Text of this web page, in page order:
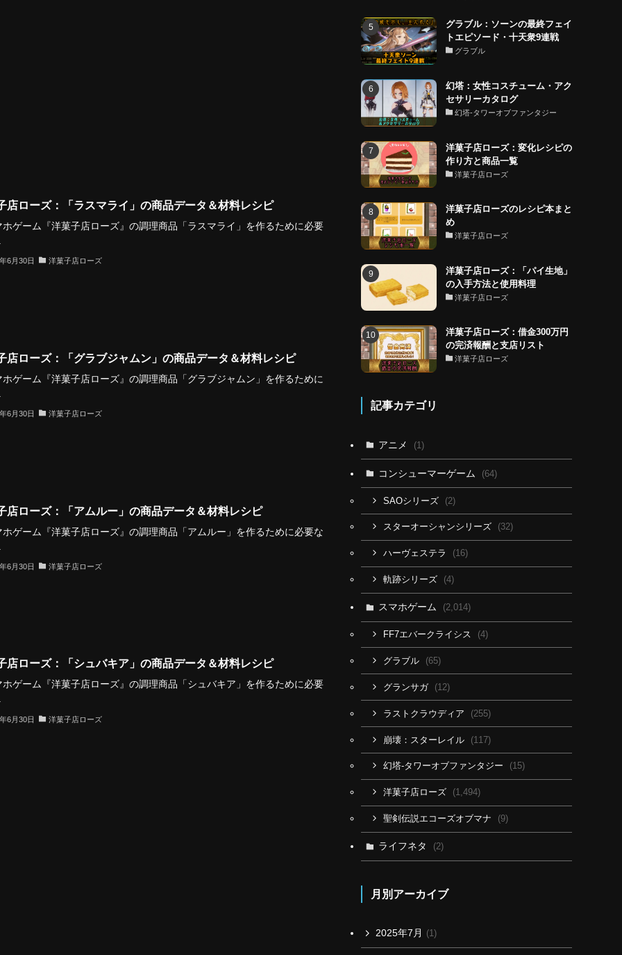
店ローズ：「ラスマライ」の商品データ＆材料レシピ
ゲーム『洋菓子店ローズ』の調理商品「ラスマライ」を作るために必要
6月30日 洋菓子店ローズ
店ローズ：「グラブジャムン」の商品データ＆材料レシピ
ゲーム『洋菓子店ローズ』の調理商品「グラブジャムン」を作るために
6月30日 洋菓子店ローズ
店ローズ：「アムルー」の商品データ＆材料レシピ
ゲーム『洋菓子店ローズ』の調理商品「アムルー」を作るために必要な
6月30日 洋菓子店ローズ
店ローズ：「シュバキア」の商品データ＆材料レシピ
ゲーム『洋菓子店ローズ』の調理商品「シュバキア」を作るために必要
6月30日 洋菓子店ローズ
グラブル：ソーンの最終フェイ
トエピソード・十天衆9連戦
グラブル
幻塔：女性コスチューム・アク
セサリーカタログ
幻塔-タワーオブファンタジー
洋菓子店ローズ：変化レシピの
作り方と商品一覧
洋菓子店ローズ
洋菓子店ローズのレシピ本まと
め
洋菓子店ローズ
洋菓子店ローズ：「パイ生地」
の入手方法と使用料理
洋菓子店ローズ
洋菓子店ローズ：借金300万円
の完済報酬と支店リスト
洋菓子店ローズ
記事カテゴリ
アニメ (1)
コンシューマーゲーム (64)
SAOシリーズ (2)
スターオーシャンシリーズ (32)
ハーヴェステラ (16)
軌跡シリーズ (4)
スマホゲーム (2,014)
FF7エバークライシス (4)
グラブル (65)
グランサガ (12)
ラストクラウディア (255)
崩壊：スターレイル (117)
幻塔-タワーオブファンタジー (15)
洋菓子店ローズ (1,494)
聖剣伝説エコーズオブマナ (9)
ライフネタ (2)
月別アーカイブ
2025年7月 (1)